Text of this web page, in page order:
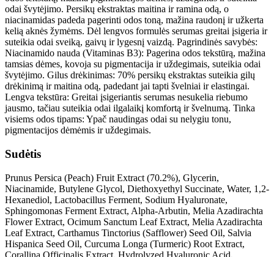
odai švytėjimo. Persikų ekstraktas maitina ir ramina odą, o
niacinamidas padeda pagerinti odos toną, mažina raudonį ir užkerta
kelią aknės žymėms. Dėl lengvos formulės serumas greitai įsigeria ir
suteikia odai sveiką, gaivų ir lygesnį vaizdą. Pagrindinės savybės:
Niacinamido nauda (Vitaminas B3): Pagerina odos tekstūrą, mažina
tamsias dėmes, kovoja su pigmentacija ir uždegimais, suteikia odai
švytėjimo. Gilus drėkinimas: 70% persikų ekstraktas suteikia gilų
drėkinimą ir maitina odą, padedant jai tapti švelniai ir elastingai.
Lengva tekstūra: Greitai įsigeriantis serumas nesukelia riebumo
jausmo, tačiau suteikia odai ilgalaikį komfortą ir švelnumą. Tinka
visiems odos tipams: Ypač naudingas odai su nelygiu tonu,
pigmentacijos dėmėmis ir uždegimais.
Sudėtis
Prunus Persica (Peach) Fruit Extract (70.2%), Glycerin,
Niacinamide, Butylene Glycol, Diethoxyethyl Succinate, Water, 1,2-
Hexanediol, Lactobacillus Ferment, Sodium Hyaluronate,
Sphingomonas Ferment Extract, Alpha-Arbutin, Melia Azadirachta
Flower Extract, Ocimum Sanctum Leaf Extract, Melia Azadirachta
Leaf Extract, Carthamus Tinctorius (Safflower) Seed Oil, Salvia
Hispanica Seed Oil, Curcuma Longa (Turmeric) Root Extract,
Corallina Officinalis Extract, Hydrolyzed Hyaluronic Acid,